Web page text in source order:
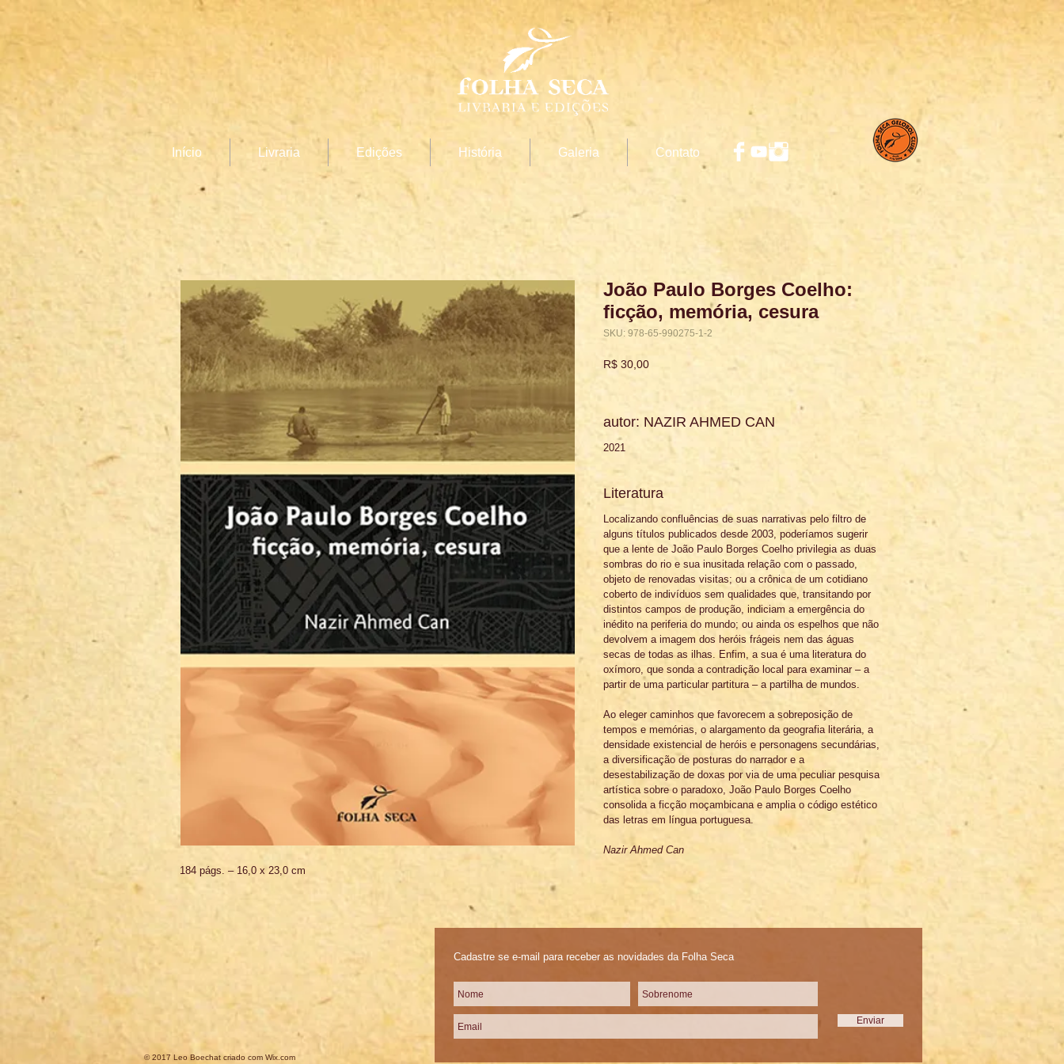
Início Livraria Edições História Galeria Contato
184 págs. – 16,0 x 23,0 cm
João Paulo Borges Coelho:
ficção, memória, cesura
SKU: 978-65-990275-1-2
R$ 30,00Preço
autor: NAZIR AHMED CAN
2021
Literatura
Localizando confluências de suas narrativas pelo filtro de
alguns títulos publicados desde 2003, poderíamos sugerir
que a lente de João Paulo Borges Coelho privilegia as duas
sombras do rio e sua inusitada relação com o passado,
objeto de renovadas visitas; ou a crônica de um cotidiano
coberto de indivíduos sem qualidades que, transitando por
distintos campos de produção, indiciam a emergência do
inédito na periferia do mundo; ou ainda os espelhos que não
devolvem a imagem dos heróis frágeis nem das águas
secas de todas as ilhas. Enfim, a sua é uma literatura do
oxímoro, que sonda a contradição local para examinar – a
partir de uma particular partitura – a partilha de mundos.
Ao eleger caminhos que favorecem a sobreposição de
tempos e memórias, o alargamento da geografia literária, a
densidade existencial de heróis e personagens secundárias,
a diversificação de posturas do narrador e a
desestabilização de doxas por via de uma peculiar pesquisa
artística sobre o paradoxo, João Paulo Borges Coelho
consolida a ficção moçambicana e amplia o código estético
das letras em língua portuguesa.
Nazir Ahmed Can
© 2017 Leo Boechat criado com Wix.com
Cadastre se e-mail para receber as novidades da Folha Seca
Enviar